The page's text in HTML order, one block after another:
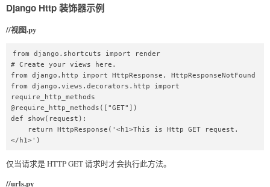
Django Http 装饰器示例
//视图.py
from django.shortcuts import render
# Create your views here.
from django.http import HttpResponse, HttpResponseNotFound
from django.views.decorators.http import
require_http_methods
@require_http_methods(["GET"])
def show(request):
</h1>')
仅当请求是 HTTP GET 请求时才会执行此方法。
//urls.py